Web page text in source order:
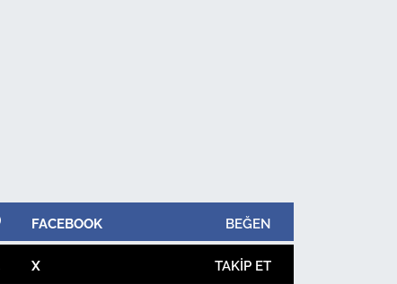
FACEBOOK BEĞEN
X TAKIP ET